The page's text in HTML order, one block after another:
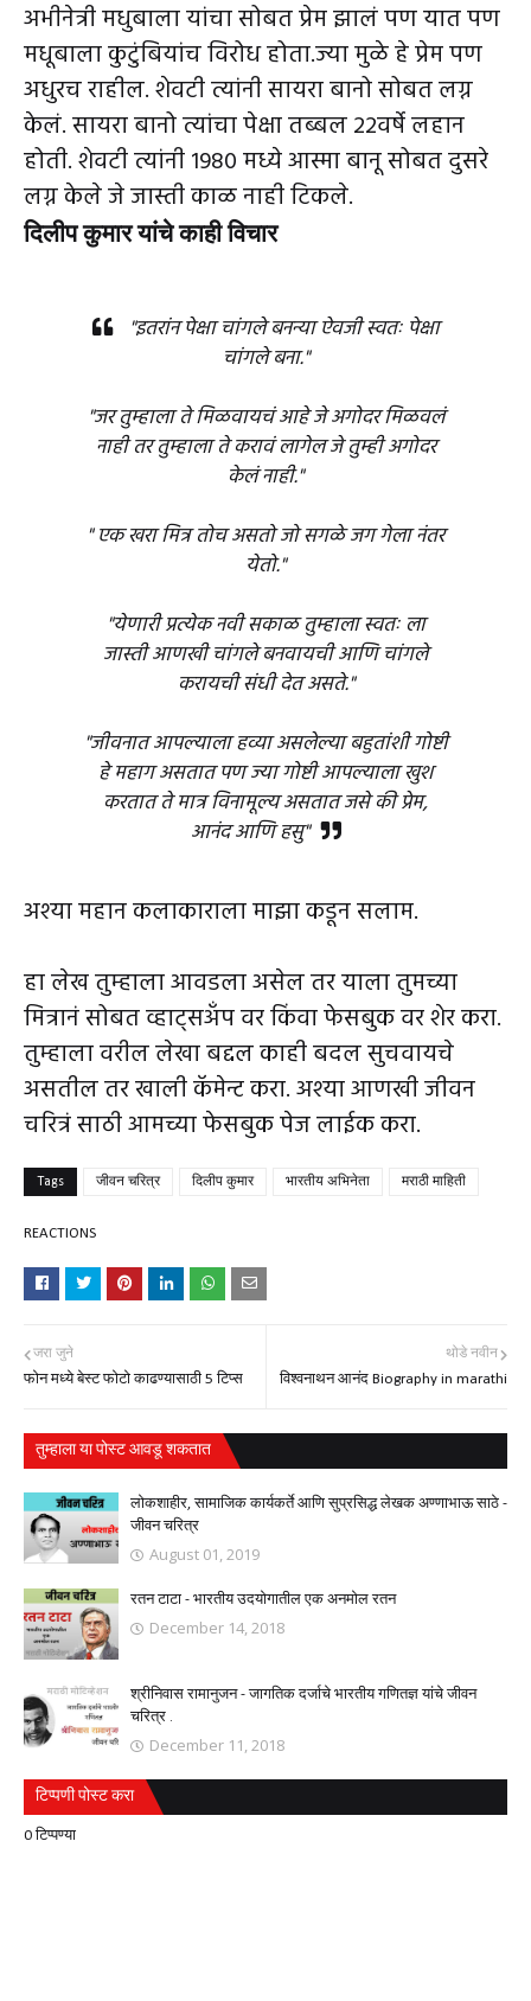
अभीनेत्री मधुबाला यांचा सोबत प्रेम झालं पण यात पण
मधूबाला कुटुंबियांच विरोध होता.ज्या मुळे हे प्रेम पण
अधुरच राहील. शेवटी त्यांनी सायरा बानो सोबत लग्न
केलं. सायरा बानो त्यांचा पेक्षा तब्बल 22वर्षे लहान
होती. शेवटी त्यांनी 1980 मध्ये आस्मा बानू सोबत दुसरे
लग्न केले जे जास्ती काळ नाही टिकले.
दिलीप कुमार यांचे काही विचार
"इतरांन पेक्षा चांगले बनन्या ऐवजी स्वतः पेक्षा
चांगले बना."
"जर तुम्हाला ते मिळवायचं आहे जे अगोदर मिळवलं
नाही तर तुम्हाला ते करावं लागेल जे तुम्ही अगोदर
केलं नाही."
" एक खरा मित्र तोच असतो जो सगळे जग गेला नंतर
येतो."
"येणारी प्रत्येक नवी सकाळ तुम्हाला स्वतः ला
जास्ती आणखी चांगले बनवायची आणि चांगले
करायची संधी देत असते."
"जीवनात आपल्याला हव्या असलेल्या बहुतांशी गोष्टी
हे महाग असतात पण ज्या गोष्टी आपल्याला खुश
करतात ते मात्र विनामूल्य असतात जसे की प्रेम,
आनंद आणि हसु"
अश्या महान कलाकाराला माझा कडून सलाम.
हा लेख तुम्हाला आवडला असेल तर याला तुमच्या
मित्रानं सोबत व्हाट्सअँप वर किंवा फेसबुक वर शेर करा.
तुम्हाला वरील लेखा बद्दल काही बदल सुचवायचे
असतील तर खाली कॅमेन्ट करा. अश्या आणखी जीवन
चरित्रं साठी आमच्या फेसबुक पेज लाईक करा.
Tags जीवन चरित्र दिलीप कुमार भारतीय अभिनेता मराठी माहिती
REACTIONS
थोडे नवीन
विश्वनाथन आनंद Biography in marathi
जरा जुने
फोन मध्ये बेस्ट फोटो काढण्यासाठी 5 टिप्स
तुम्‍हाला या पोस्‍ट आवडू शकतात
लोकशाहीर, सामाजिक कार्यकर्ते आणि सुप्रसिद्ध लेखक अण्णाभाऊ साठे -
जीवन चरित्र
August 01, 2019
रतन टाटा - भारतीय उदयोगातील एक अनमोल रतन
December 14, 2018
श्रीनिवास रामानुजन - जागतिक दर्जाचे भारतीय गणितज्ञ यांचे जीवन
चरित्र .
December 11, 2018
टिप्पणी पोस्ट करा
0 टिप्पण्या